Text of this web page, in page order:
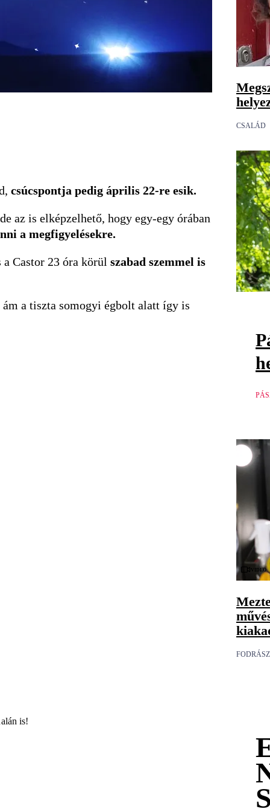
csúcspontja pedig április 22-re esik.
az is elképzelhető, hogy egy-egy órában
a megfigyelésekre.
Castor 23 óra körül szabad szemmel is
a tiszta somogyi égbolt alatt így is
is!
CSALÁD
Videó